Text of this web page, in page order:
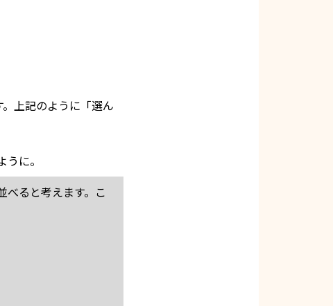
上記のように「選ん
に。
べると考えます。こ